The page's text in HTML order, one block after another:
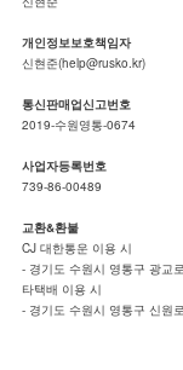
개인정보보호책임자
신현준(help@rusko.kr)
통신판매업신고번호
2019-수원영통-0674
사업자등록번호
739-86-00489
교환&환불
CJ 대한통운 이용 시
- 경기도 수원시 영통구 광교
타택배 이용 시
- 경기도 수원시 영통구 신원